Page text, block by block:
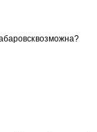
возможна?